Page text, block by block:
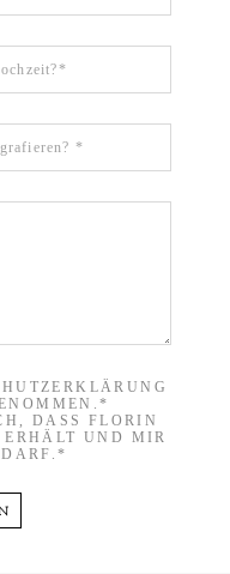
DASS FLORIN
UND MIR